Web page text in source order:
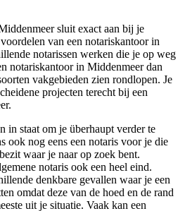
sluit exact aan bij je
van een notariskantoor in
notarissen werken die je op weg
notariskantoor in Middenmeer dan
vakgebieden zien rondlopen. Je
projecten terecht bij een
in staat om je überhaupt verder te
ook nog eens een notaris voor je die
waar je naar op zoek bent.
notaris ook een heel eind.
denkbare gevallen waar je een
omdat deze van de hoed en de rand
uit je situatie. Vaak kan een